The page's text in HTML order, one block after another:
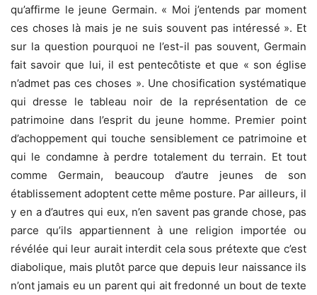
qu’affirme le jeune Germain. « Moi j’entends par moment
ces choses là mais je ne suis souvent pas intéressé ». Et
sur la question pourquoi ne l’est-il pas souvent, Germain
fait savoir que lui, il est pentecôtiste et que « son église
n’admet pas ces choses ». Une chosification systématique
qui dresse le tableau noir de la représentation de ce
patrimoine dans l’esprit du jeune homme. Premier point
d’achoppement qui touche sensiblement ce patrimoine et
qui le condamne à perdre totalement du terrain. Et tout
comme Germain, beaucoup d’autre jeunes de son
établissement adoptent cette même posture. Par ailleurs, il
y en a d’autres qui eux, n’en savent pas grande chose, pas
parce qu’ils appartiennent à une religion importée ou
révélée qui leur aurait interdit cela sous prétexte que c’est
diabolique, mais plutôt parce que depuis leur naissance ils
n’ont jamais eu un parent qui ait fredonné un bout de texte